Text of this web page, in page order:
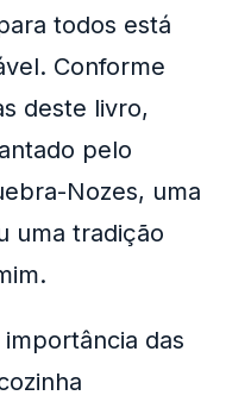
todos está
Conforme
deste livro,
pelo
Nozes, uma
uma tradição
das